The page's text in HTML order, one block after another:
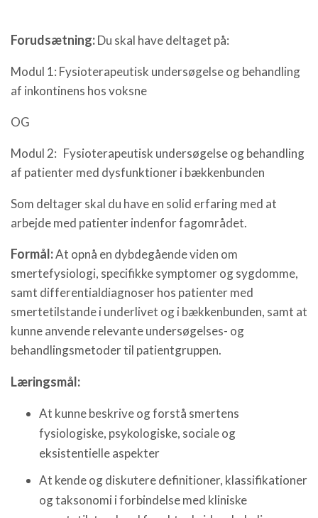
Forudsætning:Du skal have deltaget på:
Modul 1: Fysioterapeutisk undersøgelse og behandling
af inkontinens hos voksne
OG
Modul 2: Fysioterapeutisk undersøgelse og behandling
af patienter med dysfunktioner i bækkenbunden
Som deltager skal du have en solid erfaring med at
arbejde med patienter indenfor fagområdet.
Formål:At opnå en dybdegående viden om
smertefysiologi, specifikke symptomer og sygdomme,
samt differentialdiagnoser hos patienter med
smertetilstande i underlivet og i bækkenbunden, samt at
kunne anvende relevante undersøgelses- og
behandlingsmetoder til patientgruppen.
Læringsmål:
At kunne beskrive og forstå smertens
fysiologiske, psykologiske, sociale og
eksistentielle aspekter
At kende og diskutere definitioner, klassifikationer
og taksonomi i forbindelse med kliniske